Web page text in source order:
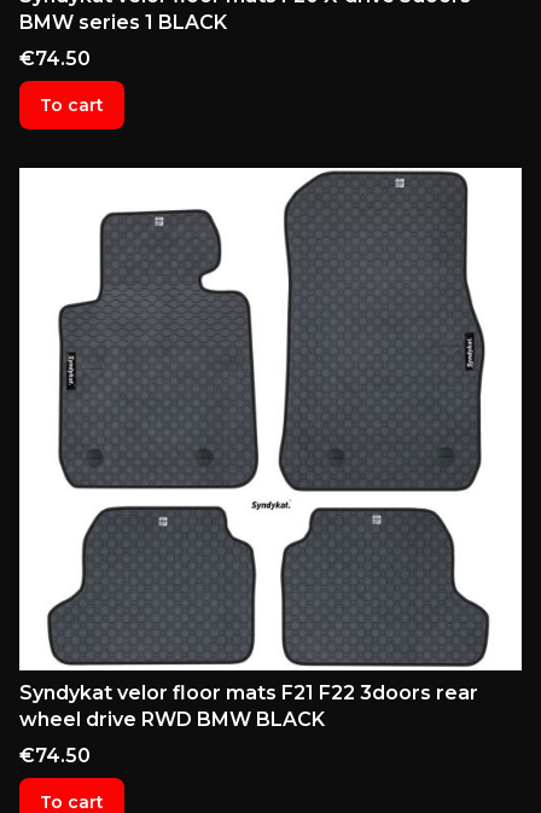
BMW series 1 BLACK
Price
€74.50
To cart
Syndykat velor floor mats F21 F22 3doors rear
wheel drive RWD BMW BLACK
Price
€74.50
To cart